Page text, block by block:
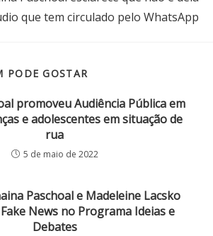
que tem circulado pelo WhatsApp
PODE GOSTAR
promoveu Audiência Pública em
e adolescentes em situação de
rua
5 de maio de 2022
Paschoal e Madeleine Lacsko
News no Programa Ideias e
Debates